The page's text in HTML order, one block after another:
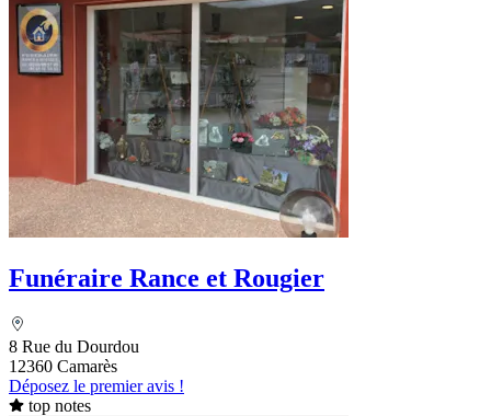
Funéraire Rance et Rougier
8 Rue du Dourdou
12360 Camarès
Déposez le premier avis !
top notes